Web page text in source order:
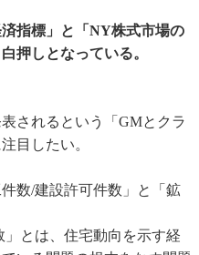
指標」と「NY株式市場の
押しとなっている。
されるという「GMとクラ
目したい。
数/建設許可件数」と「鉱
」とは、住宅動向を示す経